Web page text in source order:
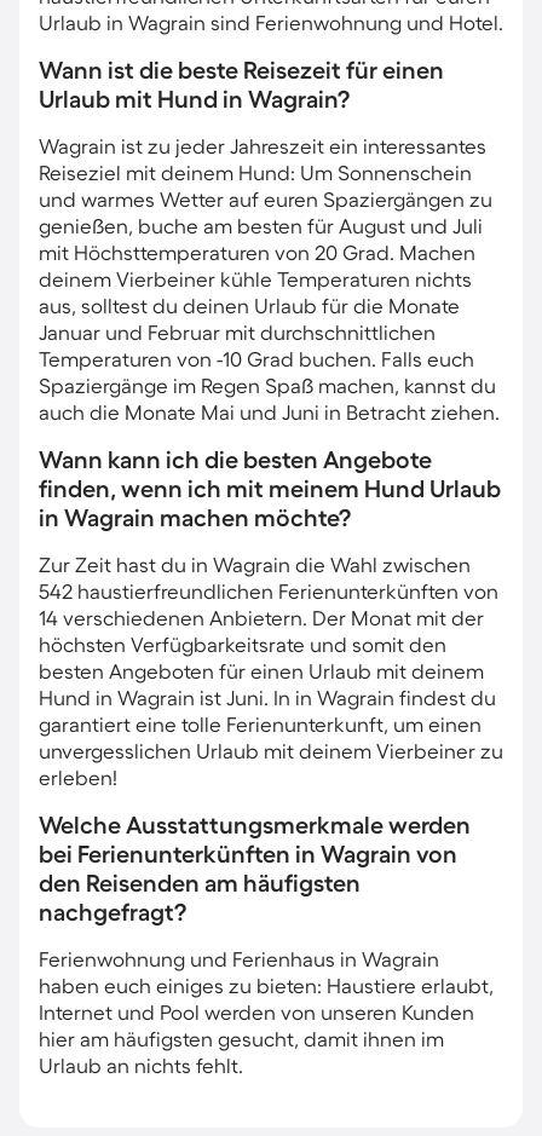
Urlaub in Wagrain sind Ferienwohnung und Hotel.
Wann ist die beste Reisezeit für einen
Urlaub mit Hund in Wagrain?
Wagrain ist zu jeder Jahreszeit ein interessantes
Reiseziel mit deinem Hund: Um Sonnenschein
und warmes Wetter auf euren Spaziergängen zu
genießen, buche am besten für August und Juli
mit Höchsttemperaturen von 20 Grad. Machen
deinem Vierbeiner kühle Temperaturen nichts
aus, solltest du deinen Urlaub für die Monate
Januar und Februar mit durchschnittlichen
Temperaturen von -10 Grad buchen. Falls euch
Spaziergänge im Regen Spaß machen, kannst du
auch die Monate Mai und Juni in Betracht ziehen.
Wann kann ich die besten Angebote
finden, wenn ich mit meinem Hund Urlaub
in Wagrain machen möchte?
Zur Zeit hast du in Wagrain die Wahl zwischen
542 haustierfreundlichen Ferienunterkünften von
14 verschiedenen Anbietern. Der Monat mit der
höchsten Verfügbarkeitsrate und somit den
besten Angeboten für einen Urlaub mit deinem
Hund in Wagrain ist Juni. In in Wagrain findest du
garantiert eine tolle Ferienunterkunft, um einen
unvergesslichen Urlaub mit deinem Vierbeiner zu
erleben!
Welche Ausstattungsmerkmale werden
bei Ferienunterkünften in Wagrain von
den Reisenden am häufigsten
nachgefragt?
Ferienwohnung und Ferienhaus in Wagrain
haben euch einiges zu bieten: Haustiere erlaubt,
Internet und Pool werden von unseren Kunden
hier am häufigsten gesucht, damit ihnen im
Urlaub an nichts fehlt.